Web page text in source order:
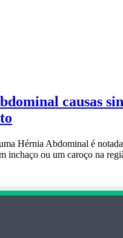
causas
Hérnia Abdominal é
inchaço ou um caroço na